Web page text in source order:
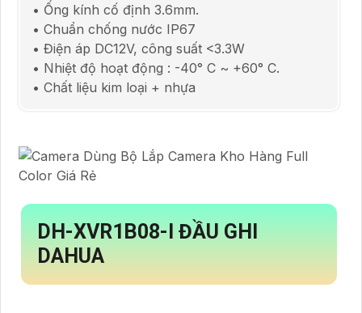
• Ống kính cố định 3.6mm.
• Chuẩn chống nước IP67
• Điện áp DC12V, công suất <3.3W
• Nhiệt độ hoạt động : -40° C ~ +60° C.
• Chất liệu kim loại + nhựa
DH-XVR1B08-I ĐẦU GHI
DAHUA